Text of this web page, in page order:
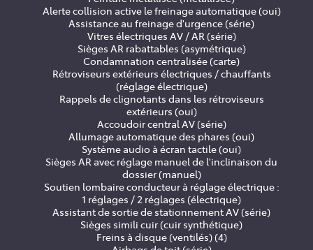
Alerte collision active le freinage automatique (oui)
Assistance au freinage d'urgence (série)
Vitres électriques AV / AR (série)
Sièges AR rabattables (asymétrique)
Condamnation centralisée (carte)
Rétroviseurs extérieurs électriques / chauffants
(réglage électrique)
Rappels de clignotants dans les rétroviseurs
extérieurs (oui)
Accoudoir central AV (série)
Allumage automatique des phares (oui)
Système audio à écran tactile (oui)
Sièges AR avec réglage manuel de l'inclinaison du
dossier (manuel)
Soutien lombaire conducteur à réglage électrique :
1 réglages / 2 réglages (électrique)
Assistant de sortie de stationnement AV (série)
Sièges simili cuir (cuir synthétique)
Freins à disque (ventilés) (4)